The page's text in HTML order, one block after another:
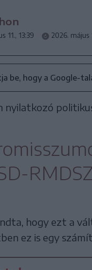
11., 13:39 2026. május
be, hogy a Google-
nyilatkozó
hogy ezt a
ez is egy